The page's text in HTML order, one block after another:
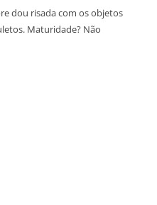
dou risada com os objetos
Maturidade? Não